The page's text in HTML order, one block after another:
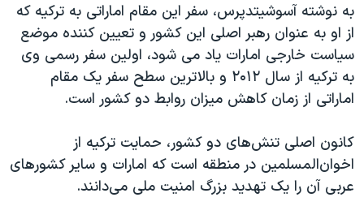
دادگاه حمید نوری
چهل سال گروگان‌گیری
قانون شفافیت دارائی کادر رهبری ایران
اعتراضات مردمی آبان ۹۸
نرگس محمدی برنده جایزه نوبل صلح
همایش محافظه‌کاران آمریکا «سی‌پک»
به نوشته آسوشیتدپرس، سفر این مقام اماراتی به ترکیه‌ که
از او به عنوان رهبر اصلی این کشور و تعیین کننده موضع
سیاست خارجی امارات یاد می شود، اولین سفر رسمی وی
به ترکیه از سال ۲۰۱۲ و بالاترین سطح سفر یک مقام
اماراتی از زمان کاهش میزان روابط دو کشور است.
کانون اصلی تنش‌های دو کشور، حمایت ترکیه از
اخوان‌المسلمین در منطقه است که امارات و سایر کشورهای
عربی آن را یک تهدید بزرگ امنیت ملی می‌دانند.